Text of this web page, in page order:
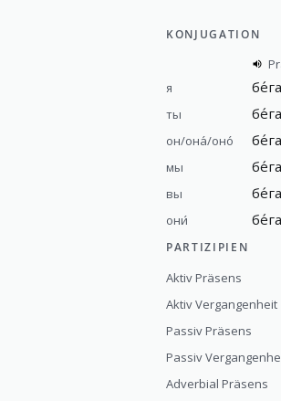
KONJUGATION
я
ты
он/она́/оно́
мы
вы
они́
PARTIZIPIEN
Aktiv Präsens
Aktiv Vergangenheit
Passiv Präsens
Passiv
Adverbial Präsens